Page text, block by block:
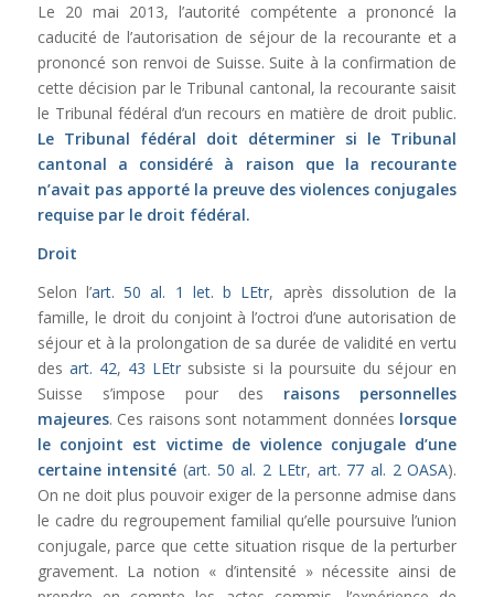
Le 20 mai 2013, l’autorité compétente a prononcé la
caducité de l’autorisation de séjour de la recourante et a
prononcé son renvoi de Suisse. Suite à la confirmation de
cette décision par le Tribunal cantonal, la recourante saisit
le Tribunal fédéral d’un recours en matière de droit public.
Le Tribunal fédéral doit déterminer si le Tribunal
cantonal a considéré à raison que la recourante
n’avait pas apporté la preuve des violences conjugales
requise par le droit fédéral.
Droit
Selon l’art. 50 al. 1 let. b LEtr, après dissolution de la
famille, le droit du conjoint à l’octroi d’une autorisation de
séjour et à la prolongation de sa durée de validité en vertu
des art. 42, 43 LEtrsubsiste si la poursuite du séjour en
Suisse s’impose pour des raisons personnelles
majeures. Ces raisons sont notamment données lorsque
le conjoint est victime de violence conjugale d’une
certaine intensité (art. 50 al. 2 LEtr, art. 77 al. 2 OASA).
On ne doit plus pouvoir exiger de la personne admise dans
le cadre du regroupement familial qu’elle poursuive l’union
conjugale, parce que cette situation risque de la perturber
gravement. La notion « d’intensité » nécessite ainsi de